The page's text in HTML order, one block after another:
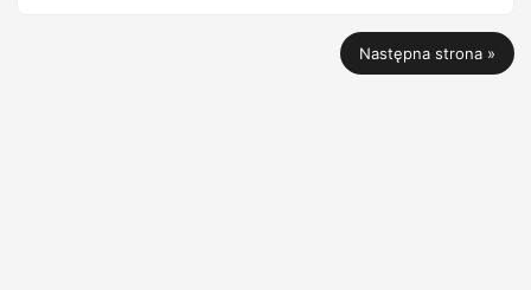
Następna strona »